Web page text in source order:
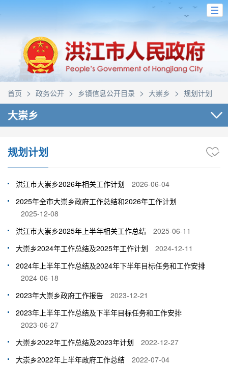
首页 > 政务公开 > 乡镇信息公开目录 > 大崇乡 > 规划计划
大崇乡
规划计划
洪江市大崇乡2026年相关工作计划
2026-06-04
2025年全市大崇乡政府工作总结和2026年工作计划
2025-12-08
洪江市大崇乡2025年上半年相关工作总结
2025-06-11
大崇乡2024年工作总结及2025年工作计划
2024-12-11
2024年上半年工作总结及2024年下半年目标任务和工作安排
2024-06-18
2023年大崇乡政府工作报告
2023-12-21
2023年上半年工作总结及下半年目标任务和工作安排
2023-06-27
大崇乡2022年工作总结及2023年计划
2022-12-27
大崇乡2022年上半年政府工作总结
2022-07-04